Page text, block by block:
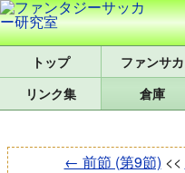
トップ
リンク集
倉庫
← 前節 (第9節) <<